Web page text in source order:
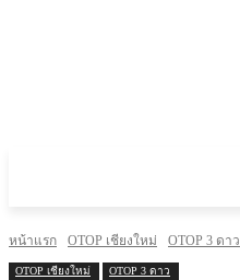
หน้าแรก OTOP เชียงใหม่ OTOP 3 ดาว
OTOP เชียงใหม่ OTOP 3 ดาว